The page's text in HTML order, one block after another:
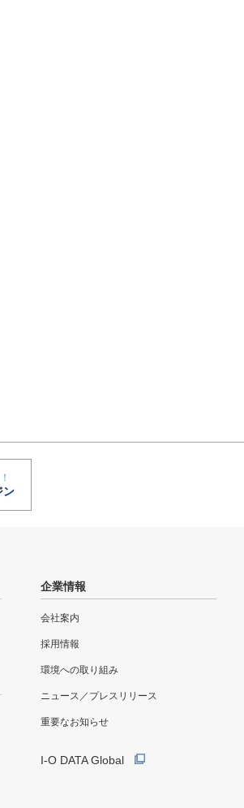
ン
企業情報
会社案内
採用情報
環境への取り組み
ニュース／プレスリリース
重要なお知らせ
I-O DATA Global